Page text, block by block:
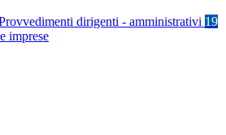
dirigenti - amministrativi 19
imprese